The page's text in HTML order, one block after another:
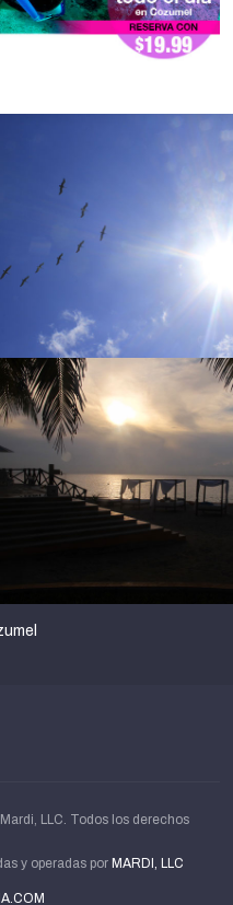
LLC. Todos los derechos
y operadas por MARDI, LLC